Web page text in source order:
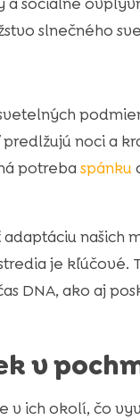
slnečného
noci a
potreba spánku
našich
je kľúčové.
DNA, ako aj
v
v ich okolí, čo